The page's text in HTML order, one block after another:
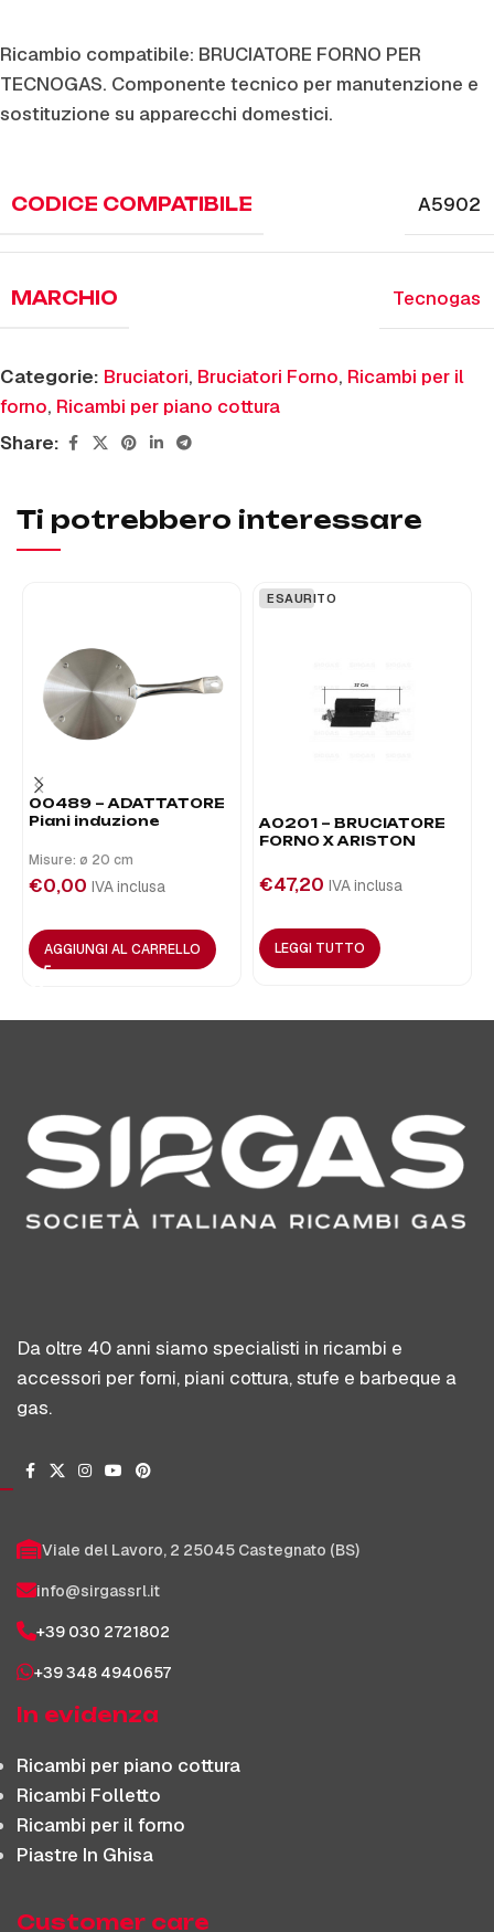
Ricambio compatibile: BRUCIATORE FORNO PER
TECNOGAS. Componente tecnico per manutenzione e
sostituzione su apparecchi domestici.
CODICE COMPATIBILE A5902
MARCHIO Tecnogas
Categorie: Bruciatori, Bruciatori Forno, Ricambi per il
forno, Ricambi per piano cottura
Share:
Ti potrebbero interessare
00489 – ADATTATORE
Piani induzione
Misure: ø 20 cm
€0,00 IVA inclusa
AGGIUNGI AL CARRELLO
ESAURITO
A0201 – BRUCIATORE
FORNO X ARISTON
€47,20 IVA inclusa
LEGGI TUTTO
Da oltre 40 anni siamo specialisti in ricambi e
accessori per forni, piani cottura, stufe e barbeque a
gas.
Viale del Lavoro, 2 25045 Castegnato (BS)
info@sirgassrl.it
+39 030 2721802
+39 348 4940657
In evidenza
Ricambi per piano cottura
Ricambi Folletto
Ricambi per il forno
Piastre In Ghisa
Customer care